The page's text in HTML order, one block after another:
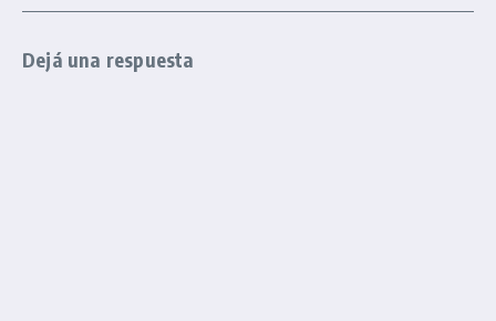
Dejá una respuesta